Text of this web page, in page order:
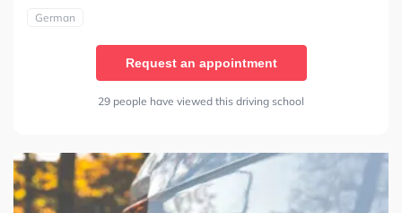
German
Request an appointment
29 people have viewed this driving school